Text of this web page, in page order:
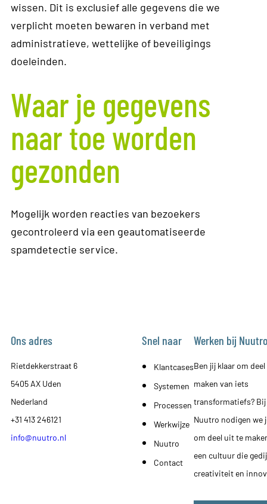
wissen. Dit is exclusief alle gegevens die we
verplicht moeten bewaren in verband met
administratieve, wettelijke of beveiligings
doeleinden.
Waar je gegevens
naar toe worden
gezonden
Mogelijk worden reacties van bezoekers
gecontroleerd via een geautomatiseerde
spamdetectie service.
Ons adres
Rietdekkerstraat 6
5405 AX Uden
Nederland
+31 413 246121
info@nuutro.nl
Snel naar
Klantcases
Systemen
Processen
Werkwijze
Nuutro
Contact
Werken bij Nuutro
Ben jij klaar om
maken van iets
transformatiefs? Bij
Nuutro nodigen we
om deel uit te
een cultuur die
creativiteit en